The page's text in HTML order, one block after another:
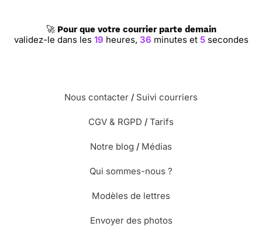
🚀 Pour que votre courrier parte demain
validez-le dans les 19 heures, 36 minutes et 5secondes
Nous contacter / Suivi courriers
CGV & RGPD / Tarifs
Notre blog / Médias
Qui sommes-nous ?
Modèles de lettres
Envoyer des photos